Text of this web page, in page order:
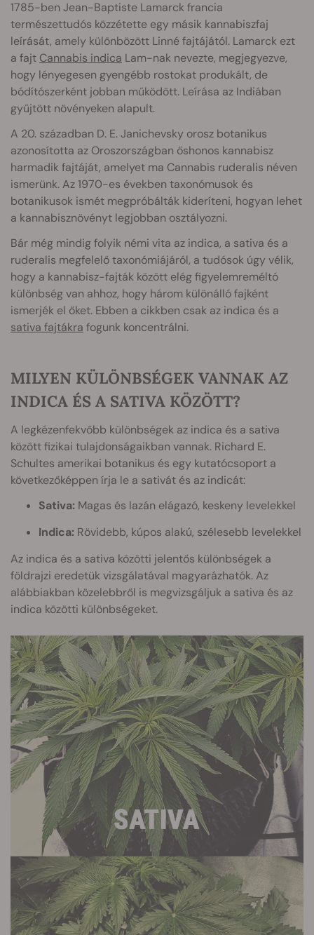
1785-ben Jean-Baptiste Lamarck francia
természettudós közzétette egy másik kannabiszfaj
leírását, amely különbözött Linné fajtájától. Lamarck ezt
a fajt Cannabis indica Lam-nak nevezte, megjegyezve,
hogy lényegesen gyengébb rostokat produkált, de
bódítószerként jobban működött. Leírása az Indiában
gyűjtött növényeken alapult.
A 20. században D. E. Janichevsky orosz botanikus
azonosította az Oroszországban őshonos kannabisz
harmadik fajtáját, amelyet ma Cannabis ruderalis néven
ismerünk. Az 1970-es években taxonómusok és
botanikusok ismét megpróbálták kideríteni, hogyan lehet
a kannabisznövényt legjobban osztályozni.
Bár még mindig folyik némi vita az indica, a sativa és a
ruderalis megfelelő taxonómiájáról, a tudósok úgy vélik,
hogy a kannabisz-fajták között elég figyelemreméltó
különbség van ahhoz, hogy három különálló fajként
ismerjék el őket. Ebben a cikkben csak az indica és a
sativa fajtákra fogunk koncentrálni.
MILYEN KÜLÖNBSÉGEK VANNAK AZ
INDICA ÉS A SATIVA KÖZÖTT?
A legkézenfekvőbb különbségek az indica és a sativa
között fizikai tulajdonságaikban vannak. Richard E.
Schultes amerikai botanikus és egy kutatócsoport a
következőképpen írja le a sativát és az indicát:
Sativa: Magas és lazán elágazó, keskeny levelekkel
Indica: Rövidebb, kúpos alakú, szélesebb levelekkel
Az indica és a sativa közötti jelentős különbségek a
földrajzi eredetük vizsgálatával magyarázhatók. Az
alábbiakban közelebbről is megvizsgáljuk a sativa és az
indica közötti különbségeket.